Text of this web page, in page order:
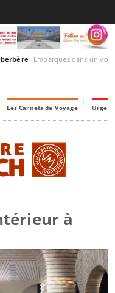
Embarquez dans un voyage culturel dans le
Les Carnets de Voyage
à